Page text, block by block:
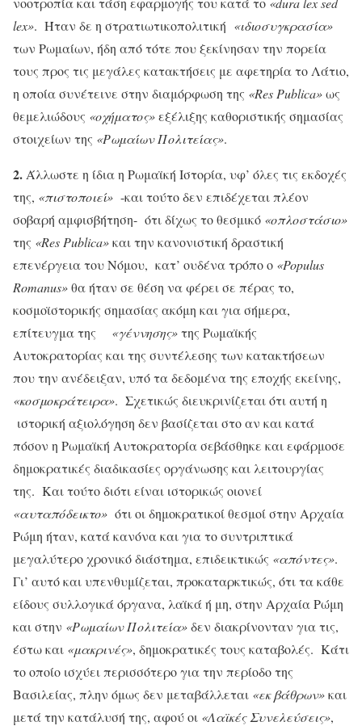
lex». Ήταν δε η στρατιωτικοπολιτική «ιδιοσυγκρασία»
των Ρωμαίων, ήδη από τότε που ξεκίνησαν την πορεία
τους προς τις μεγάλες κατακτήσεις με αφετηρία το Λάτιο,
η οποία συνέτεινε στην διαμόρφωση της «Res Publica»ως
θεμελιώδους «οχήματος»εξέλιξης καθοριστικής σημασίας
στοιχείων της «Ρωμαίων Πολιτείας».
2. Άλλωστε η ίδια η Ρωμαϊκή Ιστορία, υφ’ όλες τις εκδοχές
της, «πιστοποιεί» -και τούτο δεν επιδέχεται πλέον
σοβαρή αμφισβήτηση- ότι δίχως το θεσμικό «οπλοστάσιο»
της «Res Publica»και την κανονιστική δραστική
επενέργεια του Νόμου, κατ’ ουδένα τρόπο ο «Populus
Romanus»θα ήταν σε θέση να φέρει σε πέρας το,
κοσμοϊστορικής σημασίας ακόμη και για σήμερα,
επίτευγμα της «γέννησης»της Ρωμαϊκής
Αυτοκρατορίας και της συντέλεσης των κατακτήσεων
που την ανέδειξαν, υπό τα δεδομένα της εποχής εκείνης,
«κοσμοκράτειρα». Σχετικώς διευκρινίζεται ότι αυτή η
ιστορική αξιολόγηση δεν βασίζεται στο αν και κατά
πόσον η Ρωμαϊκή Αυτοκρατορία σεβάσθηκε και εφάρμοσε
δημοκρατικές διαδικασίες οργάνωσης και λειτουργίας
της. Και τούτο διότι είναι ιστορικώς οιονεί
«αυταπόδεικτο» ότι οι δημοκρατικοί θεσμοί στην Αρχαία
Ρώμη ήταν, κατά κανόνα και για το συντριπτικά
μεγαλύτερο χρονικό διάστημα, επιδεικτικώς «απόντες».
Γι’ αυτό και υπενθυμίζεται, προκαταρκτικώς, ότι τα κάθε
είδους συλλογικά όργανα, λαϊκά ή μη, στην Αρχαία Ρώμη
και στην «Ρωμαίων Πολιτεία»δεν διακρίνονταν για τις,
έστω και «μακρινές», δημοκρατικές τους καταβολές. Κάτι
το οποίο ισχύει περισσότερο για την περίοδο της
Βασιλείας, πλην όμως δεν μεταβάλλεται «εκ βάθρων»και
μετά την κατάλυσή της, αφού οι «Λαϊκές Συνελεύσεις»,